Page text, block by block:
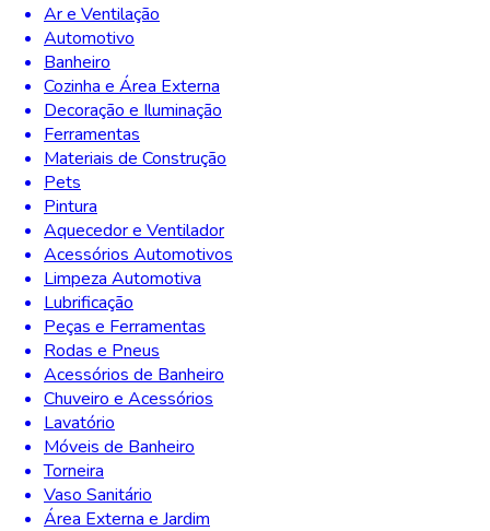
Ar e Ventilação
Automotivo
Banheiro
Cozinha e Área Externa
Decoração e Iluminação
Ferramentas
Materiais de Construção
Pets
Pintura
Aquecedor e Ventilador
Acessórios Automotivos
Limpeza Automotiva
Lubrificação
Peças e Ferramentas
Rodas e Pneus
Acessórios de Banheiro
Chuveiro e Acessórios
Lavatório
Móveis de Banheiro
Torneira
Vaso Sanitário
Área Externa e Jardim